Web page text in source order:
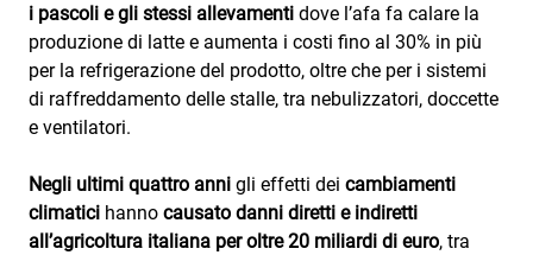
i pascoli e gli stessi allevamenti dove l’afa fa calare la
produzione di latte e aumenta i costi fino al 30% in più
per la refrigerazione del prodotto, oltre che per i sistemi
di raffreddamento delle stalle, tra nebulizzatori, doccette
e ventilatori.
Negli ultimi quattro anni gli effetti dei cambiamenti
climatici hanno causato danni diretti e indiretti
all’agricoltura italiana per oltre 20 miliardi di euro, tra